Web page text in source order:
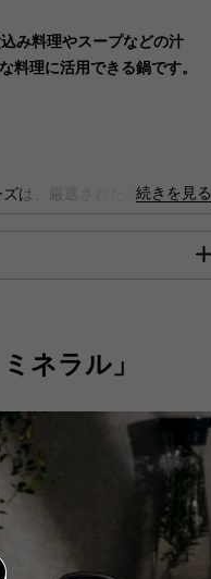
みご利用可能です。
ブン、ローソン、
マート、ミニストップ、
マザキ、セイコーマート
み料理やスープなどの汁
料理に活用できる鍋です。
は、厳選された約30種類の
。
しているので、非常に頑丈な
けでなく、調理の様子が見え
やお菓子にも。
続きを見る
込(mm):243
み(mm):105
(mm):150
焼付け塗装（ガラス、セラミ
ネラル」